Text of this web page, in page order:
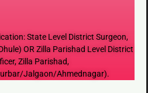
State Level District Surgeon,
OR Zilla Parishad Level District
Zilla Parishad,
Jalgaon/Ahmednagar).